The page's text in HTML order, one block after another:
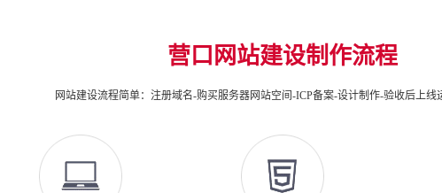
营口网站建设制作流程
网站建设流程简单：注册域名-购买服务器网站空间-ICP备案-设计制作-验收后上线